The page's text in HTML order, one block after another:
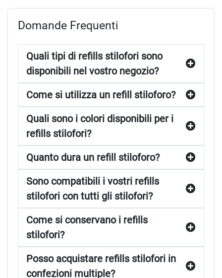
Domande Frequenti
Quali tipi di refills stilofori sono
disponibili nel vostro negozio?
Come si utilizza un refill stiloforo?
Quali sono i colori disponibili per i
refills stilofori?
Quanto dura un refill stiloforo?
Sono compatibili i vostri refills
stilofori con tutti gli stilofori?
Come si conservano i refills
stilofori?
Posso acquistare refills stilofori in
confezioni multiple?